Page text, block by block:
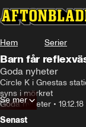
Hem Serier
Barn får
Goda nyheter
Circle K i Gnestas
syns i mörkret
Goda nyheter • 19.12.18
Se mer
Senast